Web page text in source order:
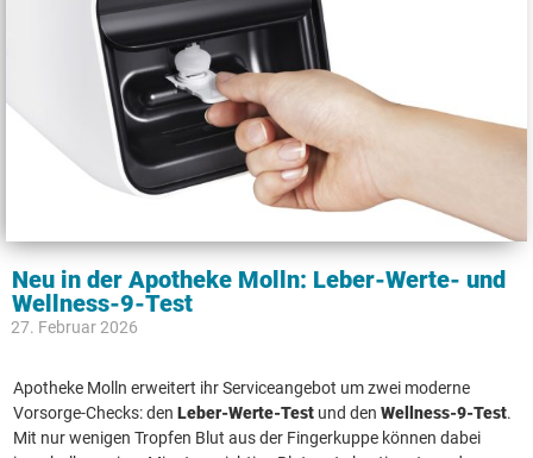
Neu in der Apotheke Molln: Leber-Werte- und
Wellness-9-Test
27. Februar 2026
Apotheke Molln erweitert ihr Serviceangebot um zwei moderne
Vorsorge-Checks: den Leber-Werte-Test und den Wellness-9-Test.
Mit nur wenigen Tropfen Blut aus der Fingerkuppe können dabei